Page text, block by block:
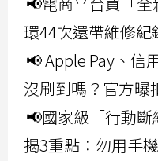
環44次還帶維修紀
📢 Apple Pay、信
沒刷到嗎？官方曝
📢國家級「行動斷
揭3重點：勿用手